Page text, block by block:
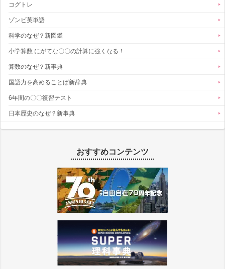
コグトレ
ゾンビ英単語
科学のなぜ？新図鑑
小学算数 にがてな〇〇の計算に強くなる！
算数のなぜ？新事典
国語力を高めることば新辞典
6年間の〇〇復習テスト
日本歴史のなぜ？新事典
おすすめコンテンツ